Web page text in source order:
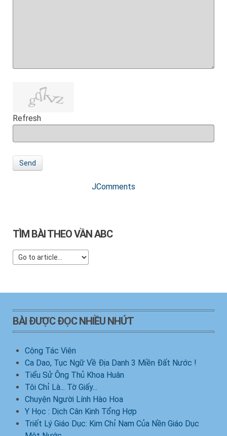
Refresh
Send
JComments
TÌM BÀI THEO VẦN ABC
BÀI ĐƯỢC ĐỌC NHIỀU NHỨT
Cộng Tác Viên
Ca Dao, Tục Ngữ Về Địa Danh 3 Miền Đất Nước !
Tiểu Sử Ông Thủ Khoa Huân
Tôi Chỉ Là... Tờ Giấy...
Chuyện Người Lính Hào Hoa
Y Học : Dịch Cân Kinh Tổng Hợp
Triết Lý Giáo Dục: Kim Chỉ Nam Của Nền Giáo Dục